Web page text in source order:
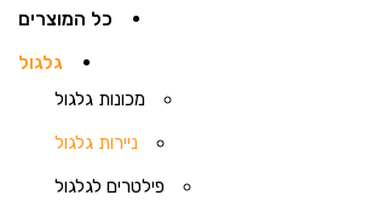
כל המוצרים
גלגול
מכונות גלגול
ניירות גלגול
פילטרים לגלגול